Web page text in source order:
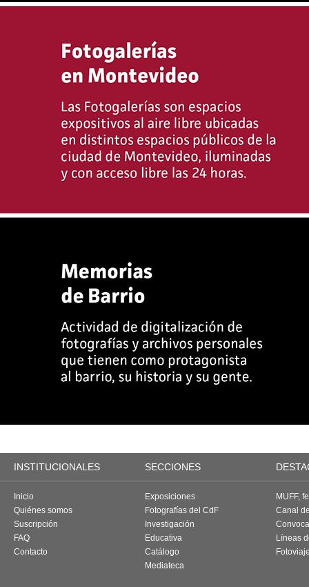
INSTITUCIONALES SECCIONES
Inicio
Quiénes somos
Suscripción
FAQ
Contacto
Exposiciones
Fotografías del CdF
Investigación
Educativa
Catálogo
Mediateca
MUFF,
Canal
Líneas